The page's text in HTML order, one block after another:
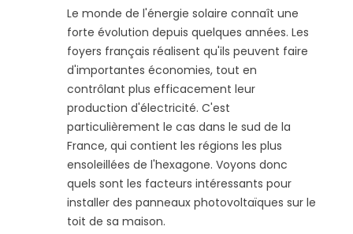
Le monde de l'énergie solaire connaît une
forte évolution depuis quelques années. Les
foyers français réalisent qu'ils peuvent faire
d'importantes économies, tout en
contrôlant plus efficacement leur
production d'électricité. C'est
particulièrement le cas dans le sud de la
France, qui contient les régions les plus
ensoleillées de l'hexagone. Voyons donc
quels sont les facteurs intéressants pour
installer des panneaux photovoltaïques sur le
toit de sa maison.